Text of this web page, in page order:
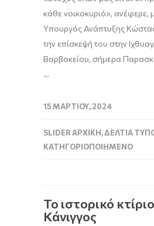
κάθε νοικοκυριό», ανέφερε,
Υπουργός Ανάπτυξης
την επίσκεψή του στην
Βαρβακείου, σήμερα
…
15 ΜΑΡΤΊΟΥ, 2024
SLIDER ΑΡΧΙΚΉ,ΔΕΛΤΊΑ
ΚΑΤΗΓΟΡΙΟΠΟΙΗΜΈΝΟ
Το ιστορικό
Κάνιγγος